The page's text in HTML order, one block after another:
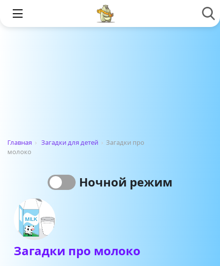
Главная › Загадки для детей › Загадки про
молоко
Ночной режим
Загадки про молоко